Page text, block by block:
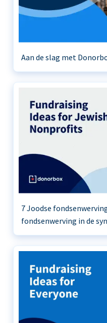
Aan de slag met
7 Joodse
fondsenwerving in de